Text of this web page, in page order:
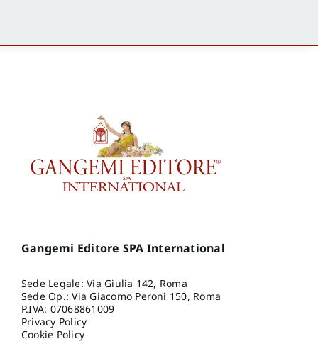
Gangemi Editore SPA International
Sede Legale: Via Giulia 142, Roma
Sede Op.: Via Giacomo Peroni 150, Roma
P.IVA: 07068861009
Privacy Policy
Cookie Policy